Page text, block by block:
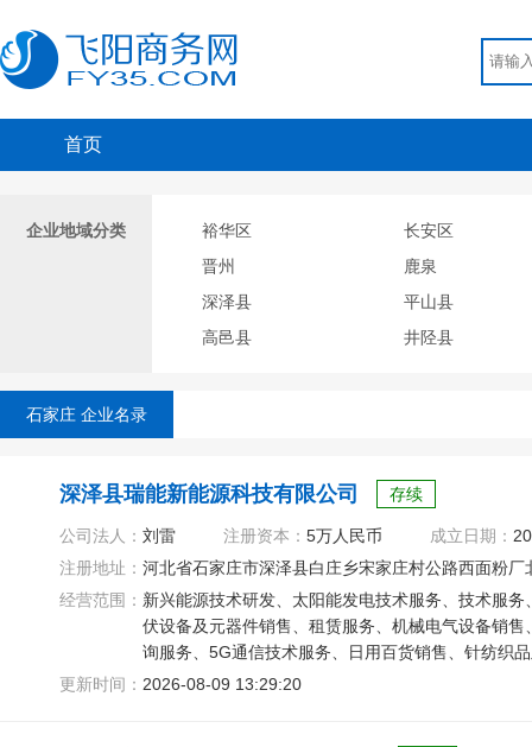
首页
企业地域分类 裕华区
长安区
晋州
鹿泉
深泽县
平山县
高邑县
井陉县
石家庄 企业名录
深泽县瑞能新能源科技有限公司 存续
公司法人： 刘雷 注册资本： 5万人民币 成立日期：
注册地址： 河北省石家庄市深泽县白庄乡宋家庄村公路西面粉厂
经营范围： 新兴能源技术研发、太阳能发电技术服务、技术服
伏设备及元器件销售、租赁服务、机械电气设备销
询服务、5G通信技术服务、日用百货销售、针纺织
纸制品销售
更新时间： 2026-08-09 13:29:20